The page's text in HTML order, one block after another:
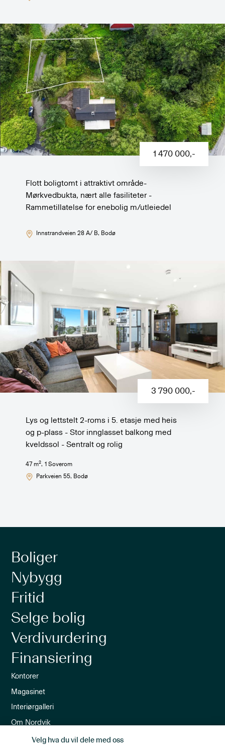
1 470 000,-
Flott boligtomt i attraktivt område-
Mørkvedbukta, nært alle fasiliteter -
Rammetillatelse for enebolig m/utleiedel
Innstrandveien 28 A/ B, Bodø
3 790 000,-
Lys og lettstelt 2-roms i 5. etasje med heis
og p-plass - Stor innglasset balkong med
kveldssol - Sentralt og rolig
47 m2, 1 Soverom
Parkveien 55, Bodø
Boliger
Nybygg
Fritid
Selge bolig
Verdivurdering
Finansiering
Kontorer
Magasinet
Interiørgalleri
Om Nordvik
Ledige stillinger
Velg hva du vil dele med oss